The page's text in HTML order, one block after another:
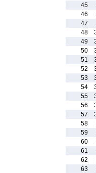
45
46
47
48
49
50
51
52
53
54
55
56
57
58
59
60
61
62
63